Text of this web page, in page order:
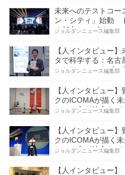
未来へのテストコー
ン・シティ」始動
く都市とモビリティ
ジョルダンニュース編集部
【人インタビュー】
タで科学する：名古
スケアシステムズの
ジョルダンニュース編集部
【人インタビュー】
クのICOMAが描く
ちゃの心で社会をデ
ジョルダンニュース編集部
【人インタビュー】
クのICOMAが描く
ちゃの心で社会をデ
ジョルダンニュース編集部
【人インタビュー】